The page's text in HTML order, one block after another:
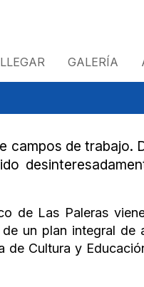
GALERÍA
campos de trabajo.
de Las Paleras
un plan integral de
de Cultura y